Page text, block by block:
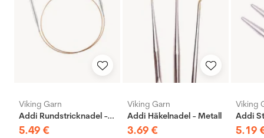
Viking Garn
Addi Rundstricknadel - Messing
5.49 €
Viking Garn
Addi Häkelnadel - Metall
3.69 €
Viking
5.19